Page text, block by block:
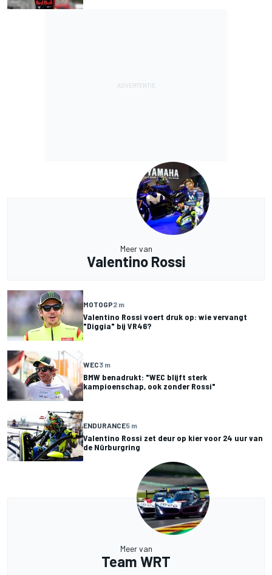
Meer van
Valentino Rossi
MOTOGP2 m
Valentino Rossi voert druk op: wie vervangt
"Diggia" bij VR46?
WEC3 m
BMW benadrukt: "WEC blijft sterk
kampioenschap, ook zonder Rossi"
ENDURANCE5 m
Valentino Rossi zet deur op kier voor 24 uur van
de Nürburgring
Meer van
Team WRT